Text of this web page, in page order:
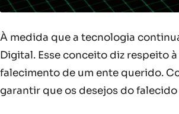
À medida que a tecnologia
Digital. Esse conceito diz respeito
falecimento de um ente querido.
garantir que os desejos do